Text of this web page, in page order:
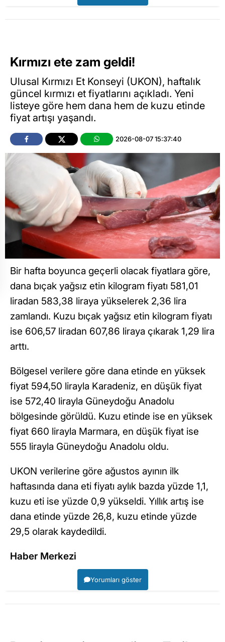
Kırmızı ete zam geldi!
Ulusal Kırmızı Et Konseyi (UKON), haftalık
güncel kırmızı et fiyatlarını açıkladı. Yeni
listeye göre hem dana hem de kuzu etinde
fiyat artışı yaşandı.
2026-08-07 15:37:40
Bir hafta boyunca geçerli olacak fiyatlara göre,
dana bıçak yağsız etin kilogram fiyatı 581,01
liradan 583,38 liraya yükselerek 2,36 lira
zamlandı. Kuzu bıçak yağsız etin kilogram fiyatı
ise 606,57 liradan 607,86 liraya çıkarak 1,29 lira
arttı.
Bölgesel verilere göre dana etinde en yüksek
fiyat 594,50 lirayla Karadeniz, en düşük fiyat
ise 572,40 lirayla Güneydoğu Anadolu
bölgesinde görüldü. Kuzu etinde ise en yüksek
fiyat 660 lirayla Marmara, en düşük fiyat ise
555 lirayla Güneydoğu Anadolu oldu.
UKON verilerine göre ağustos ayının ilk
haftasında dana eti fiyatı aylık bazda yüzde 1,1,
kuzu eti ise yüzde 0,9 yükseldi. Yıllık artış ise
dana etinde yüzde 26,8, kuzu etinde yüzde
29,5 olarak kaydedildi.
Haber Merkezi
Yorumları göster